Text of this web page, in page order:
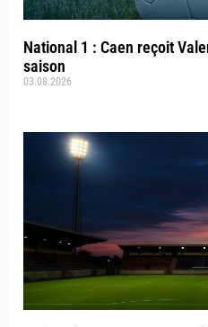
National 1 : Caen reçoit
saison
03.08.2026